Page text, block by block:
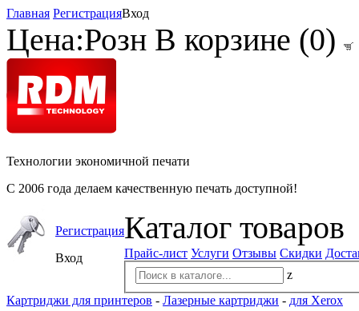
Главная РегистрацияВход
Цена:Розн В корзине (0)
Технологии экономичной печати
С 2006 года делаем качественную печать доступной!
Регистрация
Вход
Каталог товаров
Прайс-лист Услуги Отзывы Скидки
z
Картриджи для принтеров - Лазерные картриджи - для Xerox